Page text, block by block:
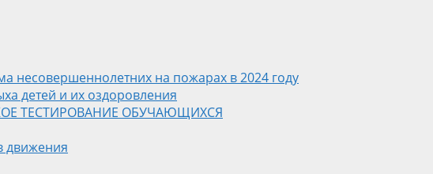
несовершеннолетних на пожарах в 2024 году
детей и их оздоровления
ТЕСТИРОВАНИЕ ОБУЧАЮЩИХСЯ
движения